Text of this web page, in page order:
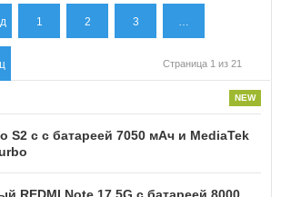
1 2 3 …
Страница 1 из 21
S2 с с батареей 7050 мАч и MediaTek